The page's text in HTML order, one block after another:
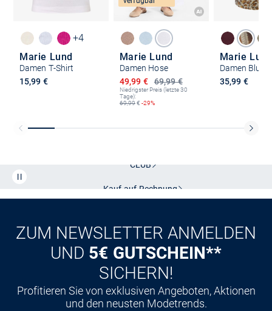
+4
Marie Lund
Damen T-Shirt
15,99 €
Marie Lund
Damen Hose
69,99 €
Ermäßigter Preis
49,99 €
Niedrigster Preis (letzte 30
Tage):
69,99€ -29%
Marie
Damen
35,99 €
CLUB
Kauf auf Rechnung
ZUM NEWSLETTER ANMELDEN
UND 5€ GUTSCHEIN**
SICHERN!
Profitieren Sie von exklusiven Angeboten, Aktionen
und den neusten Modetrends.